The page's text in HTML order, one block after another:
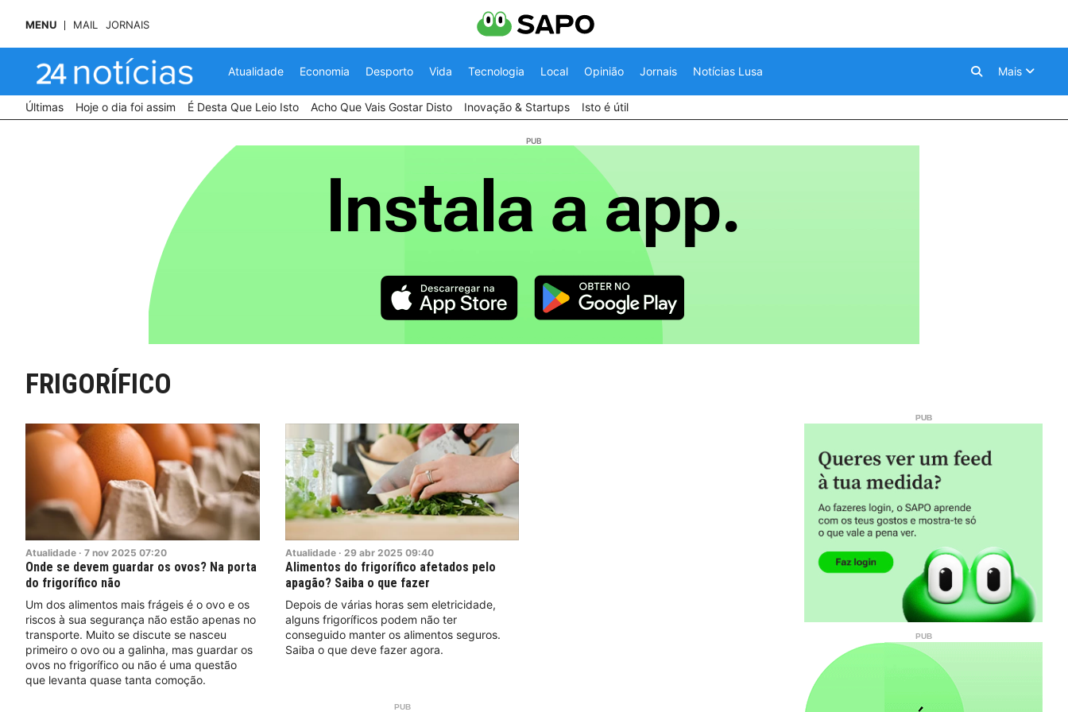
MENU MAIL JORNAIS
Atualidade Economia Desporto Vida Tecnologia Local Opinião Jornais Notícias Lusa Mais
Últimas Hoje o dia foi assim É Desta Que Leio Isto Acho Que Vais Gostar Disto Inovação & Startups Isto é útil
FRIGORÍFICO
Atualidade · 7 nov 2025 07:20
Onde se devem guardar os ovos? Na porta
do frigorífico não
Um dos alimentos mais frágeis é o ovo e os
riscos à sua segurança não estão apenas no
transporte. Muito se discute se nasceu
primeiro o ovo ou a galinha, mas guardar os
ovos no frigorífico ou não é uma questão
que levanta quase tanta comoção.
Atualidade · 29 abr 2025 09:40
Alimentos do frigorífico afetados pelo
apagão? Saiba o que fazer
Depois de várias horas sem eletricidade,
alguns frigoríficos podem não ter
conseguido manter os alimentos seguros.
Saiba o que deve fazer agora.